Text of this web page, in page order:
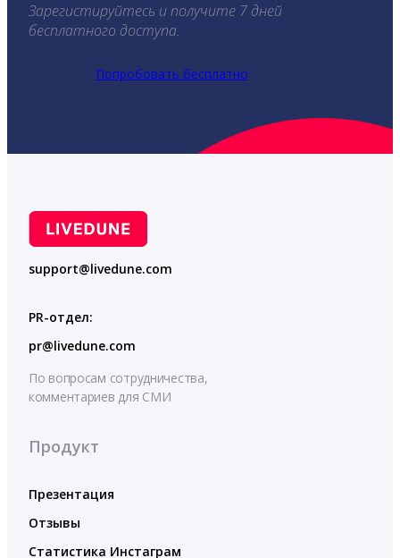
Зарегистируйтесь и получите 7 дней
бесплатного доступа.
Попробовать бесплатно
support@livedune.com
PR-отдел:
pr@livedune.com
По вопросам сотрудничества,
комментариев для СМИ
Продукт
Презентация
Отзывы
Статистика Инстаграм